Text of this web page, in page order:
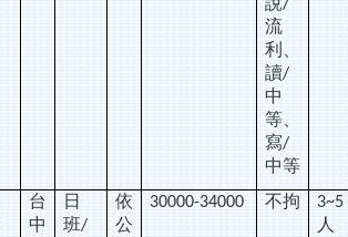
/
流
利、
讀/
中
等、
寫/
中等
台
中
日
班/
依
公
30000-34000 不拘 3~5
人